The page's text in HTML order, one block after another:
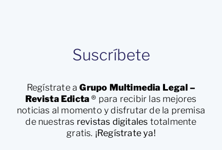
Suscríbete
Regístrate aGrupo Multimedia Legal –
Revista Edicta® para recibir las mejores
noticias al momento y disfrutar de la premisa
de nuestras revistas digitales totalmente
gratis. ¡Regístrate ya!